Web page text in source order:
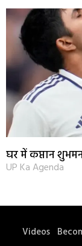
घर में कप्तान
UP Ka Agenda
Videos